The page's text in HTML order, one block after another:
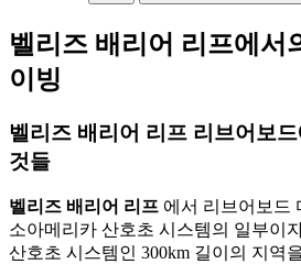
벨리즈 배리어 리프에서
이빙
벨리즈 배리어 리프 리브어보
것들
벨리즈 배리어 리프 에서 리브어보드
소아메리카 산호초 시스템의 일부이
산호초 시스템인 300km 길이의 지역